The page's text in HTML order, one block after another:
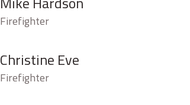
Firefighter
Christine Eve
Firefighter